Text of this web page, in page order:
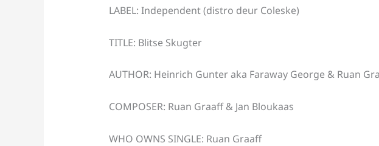
LABEL: Independent (distro deur Coleske)
TITLE: Blitse Skugter
AUTHOR: Heinrich Gunter aka Faraway George & Ruan
COMPOSER: Ruan Graaff & Jan Bloukaas
WHO OWNS SINGLE: Ruan Graaff